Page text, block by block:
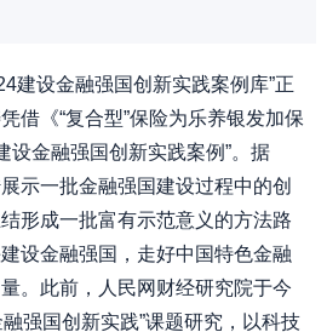
建设金融强国创新实践案例库”正
借《“复合型”保险为乐养银发加保
设金融强国创新实践案例”。据
示一批金融强国建设过程中的创
形成一批富有示范意义的方法路
设金融强国，走好中国特色金融
。此前，人民网财经研究院于今
强国创新实践”课题研究，以科技